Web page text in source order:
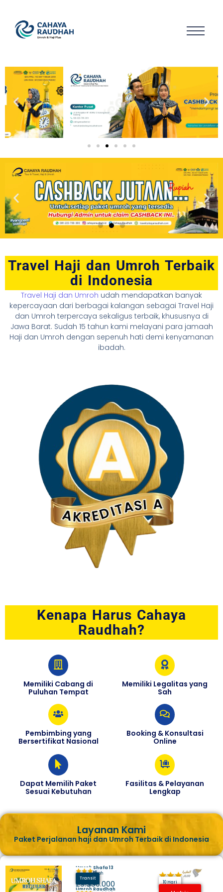
Travel Haji dan Umroh Terbaik
di Indonesia
Travel Haji dan Umroh udah mendapatkan banyak
kepercayaan dari berbagai kalangan sebagai Travel Haji
dan Umroh terpercaya sekaligus terbaik, khususnya di
Jawa Barat. Sudah 15 tahun kami melayani para jamaah
Haji dan Umroh dengan sepenuh hati demi kenyamanan
ibadah.
Kenapa Harus Cahaya
Raudhah?
Memiliki Cabang di
Puluhan Tempat
Pembimbing yang
Bersertifikat Nasional
Dapat Memilih Paket
Sesuai Kebutuhan
Memiliki Legalitas yang
Sah
Booking & Konsultasi
Online
Fasilitas & Pelayanan
Lengkap
Layanan Kami
Paket Perjalanan haji dan Umroh Terbaik di Indonesia
Umroh Shafa 13
Juli 2025
Hotel Makkah
Transit
Harga
25.350.000
Umroh Raudhah
Madinah
10 Hari